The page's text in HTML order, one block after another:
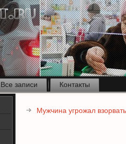
Все записи
Контакты
Мужчина угрожал